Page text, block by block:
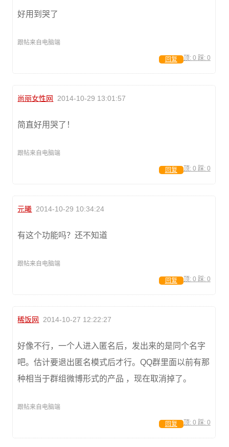
好用到哭了
跟帖来自电脑端
顶: 0 踩: 0
回复
尚丽女性网 2014-10-29 13:01:57
简直好用哭了！
跟帖来自电脑端
顶: 0 踩: 0
回复
元曦 2014-10-29 10:34:24
有这个功能吗？还不知道
跟帖来自电脑端
顶: 0 踩: 0
回复
稀饭网 2014-10-27 12:22:27
好像不行，一个人进入匿名后，发出来的是同个名字
吧。估计要退出匿名模式后才行。QQ群里面以前有那
种相当于群组微博形式的产品 ，现在取消掉了。
跟帖来自电脑端
顶: 0 踩: 0
回复